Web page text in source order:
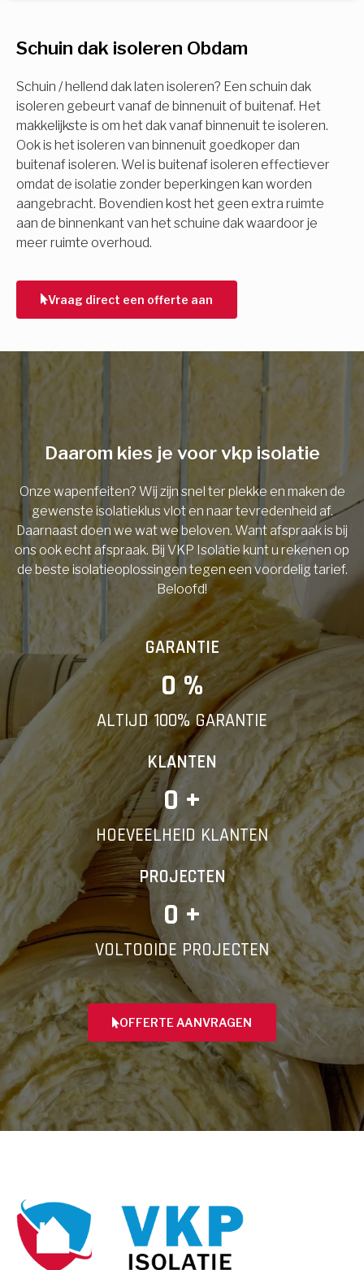
Schuin dak isoleren Obdam
Schuin / hellend dak laten isoleren? Een schuin dak
isoleren gebeurt vanaf de binnenuit of buitenaf. Het
makkelijkste is om het dak vanaf binnenuit te isoleren.
Ook is het isoleren van binnenuit goedkoper dan
buitenaf isoleren. Wel is buitenaf isoleren effectiever
omdat de isolatie zonder beperkingen kan worden
aangebracht. Bovendien kost het geen extra ruimte
aan de binnenkant van het schuine dak waardoor je
meer ruimte overhoud.
Vraag direct een offerte aan
Isolatiemaatregel
Spouwisolatie
Vloerisolatie
Dakisolatie
Gevelisolatie
Vorige Volgende
subsidie!
Vul uw gegevens in en ontvang nu direct uw
berekening per mail.
Voornaam
Telefoonnummer
Vorige
Daarom kies je voor vkp isolatie
Onze wapenfeiten? Wij zijn snel ter plekke en maken de
gewenste isolatieklus vlot en naar tevredenheid af.
Daarnaast doen we wat we beloven. Want afspraak is bij
ons ook echt afspraak. Bij VKP Isolatie kunt u rekenen op
de beste isolatieoplossingen tegen een voordelig tarief.
Beloofd!
GARANTIE
0 %
ALTIJD 100% GARANTIE
KLANTEN
0 +
HOEVEELHEID KLANTEN
PROJECTEN
0 +
VOLTOOIDE PROJECTEN
OFFERTE AANVRAGEN